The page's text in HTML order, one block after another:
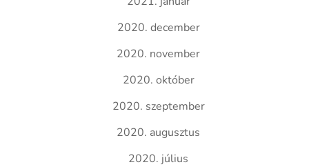
2020. december
2020. november
2020. október
2020. szeptember
2020. augusztus
2020. július